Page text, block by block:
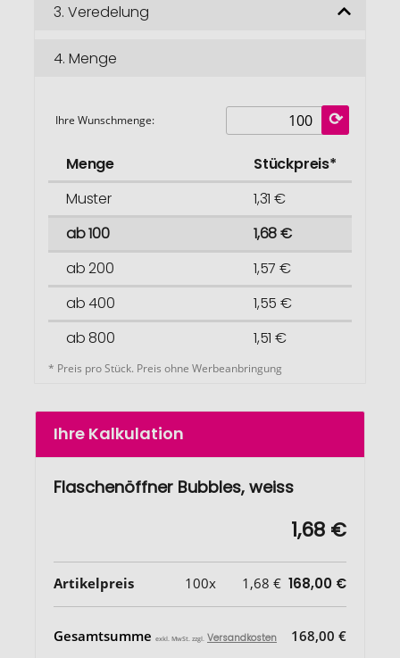
3. Veredelung
4. Menge
Ihre Wunschmenge:
Menge
Stückpreis*
Muster
1,31 €
ab 100
1,68 €
ab 200
1,57 €
ab 400
1,55 €
ab 800
1,51 €
* Preis pro Stück. Preis ohne Werbeanbringung
Ihre Kalkulation
Flaschenöffner Bubbles, weiss
1,68 €
Artikelpreis 100x 1,68 € 168,00 €
Gesamtsumme exkl. MwSt. zzgl. Versandkosten 168,00 €